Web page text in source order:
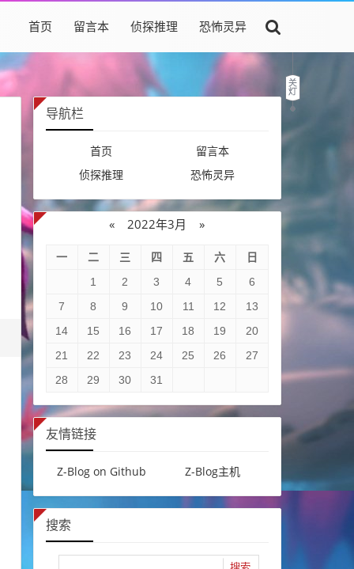
首页 留言本 侦探推理 恐怖灵异
导航栏
首页
留言本
侦探推理
恐怖灵异
« 2022年3月 »
一 二 三 四 五 六
日
1
2 3 4 5
6
7
8 9 10 11 12
13
14
15 16 17 18 19
20
21
22 23 24 25 26
27
28
29 30 31
友情链接
Z-Blog on Github Z-Blog主机
搜索